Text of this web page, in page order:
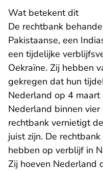
Wat betekent dit
De rechtbank
Pakistaanse, een
een tijdelijke
Oekraïne. Zij hebben
gekregen dat hun
Nederland op 4
Nederland binnen
rechtbank vernietigt
juist zijn. De
hebben op verblijf in
Zij hoeven Nederland